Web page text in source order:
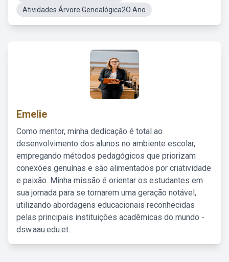
Atividades Árvore Genealógica2O Ano
Emelie
Como mentor, minha dedicação é total ao
desenvolvimento dos alunos no ambiente escolar,
empregando métodos pedagógicos que priorizam
conexões genuínas e são alimentados por criatividade
e paixão. Minha missão é orientar os estudantes em
sua jornada para se tornarem uma geração notável,
utilizando abordagens educacionais reconhecidas
pelas principais instituições acadêmicas do mundo -
dsw.aau.edu.et.